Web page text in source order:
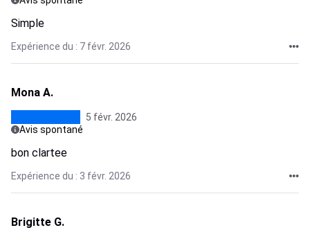
Simple
Expérience du : 7 févr. 2026
Mona A.
5 févr. 2026
Avis spontané
bon clartee
Expérience du : 3 févr. 2026
Brigitte G.